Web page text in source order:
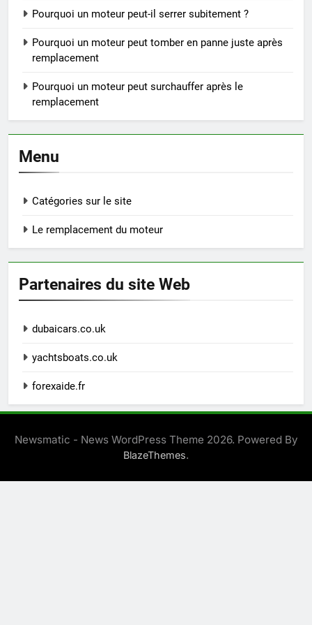
Pourquoi un moteur peut-il serrer subitement ?
Pourquoi un moteur peut tomber en panne juste après
remplacement
Pourquoi un moteur peut surchauffer après le
remplacement
Menu
Catégories sur le site
Le remplacement du moteur
Partenaires du site Web
dubaicars.co.uk
yachtsboats.co.uk
forexaide.fr
Newsmatic - News WordPress Theme 2026. Powered By
BlazeThemes.